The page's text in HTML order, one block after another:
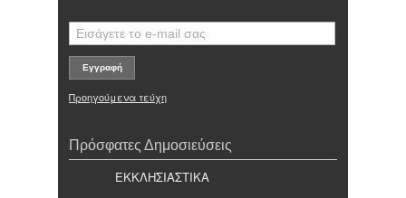
Προηγούμενα τεύχη
Πρόσφατες Δημοσιεύσεις
ΕΚΚΛΗΣΙΑΣΤΙΚΑ